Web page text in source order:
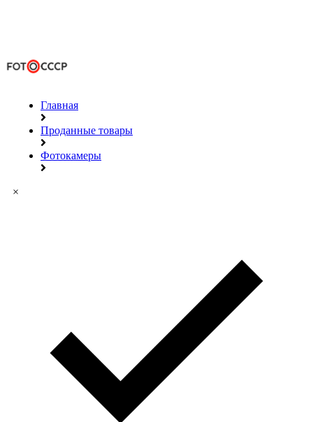
Главная
Проданные товары
Фотокамеры
×